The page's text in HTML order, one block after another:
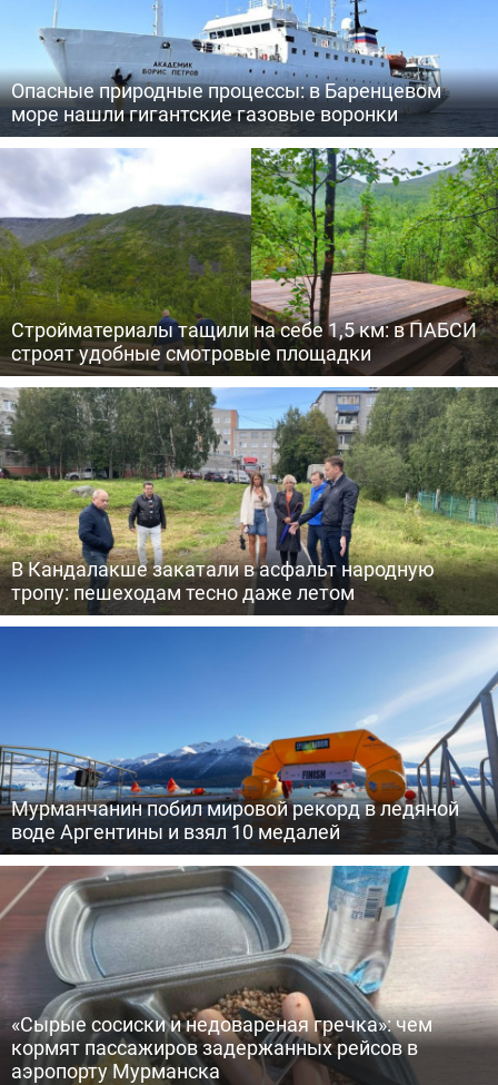
Опасные природные процессы: в Баренцевом
море нашли гигантские газовые воронки
Стройматериалы тащили на себе 1,5 км: в ПАБСИ
строят удобные смотровые площадки
В Кандалакше закатали в асфальт народную
тропу: пешеходам тесно даже летом
Мурманчанин побил мировой рекорд в ледяной
воде Аргентины и взял 10 медалей
«Сырые сосиски и недовареная гречка»: чем
кормят пассажиров задержанных рейсов в
аэропорту Мурманска